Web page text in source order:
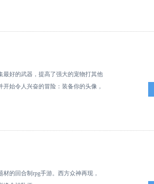
最好的武器，提高了强大的宠物打其他
始令人兴奋的冒险：装备你的头像，
经验和黄金，增长你的头像到新的水
&nbsp;
的回合制rpg手游。西方众神再现，